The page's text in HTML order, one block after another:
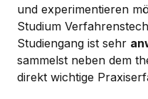
und experimentieren
Studium
Studiengang ist sehr
sammelst neben dem
direkt wichtige